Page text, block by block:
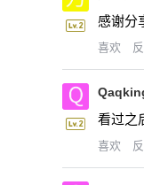
感谢分
喜欢
看过之
喜欢